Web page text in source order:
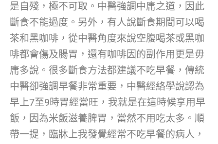
是自殘，極不可取。中醫強調中庸之道，因此
斷食不能過度。另外，有人說斷食期間可以喝
茶和黑咖啡，從中醫角度來說空腹喝茶或黑咖
啡都會傷及腸胃，還有咖啡因的副作用更是毋
庸多說。很多斷食方法都建議不吃早餐，傳統
中醫卻強調早餐非常重要，中醫經絡學說認為
早上7至9時胃經當旺，我就是在這時候享用早
飯，因為米飯滋養脾胃，當然不用吃太多。順
帶一提，臨牀上我發覺經常不吃早餐的病人，